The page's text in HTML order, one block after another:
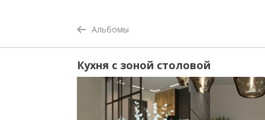
Альбомы
Кухня с зоной столовой